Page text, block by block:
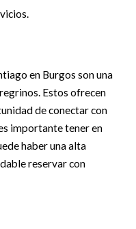
en Burgos son una
Estos ofrecen
de conectar con
importante tener en
haber una alta
reservar con